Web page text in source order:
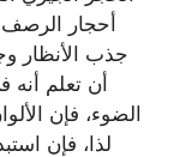
أحجار
جذب الأنظار
أن تعلم
الضوء، فإن
لذا، فإن